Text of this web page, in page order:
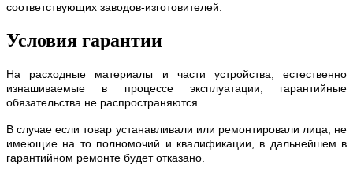
соответствующих заводов-изготовителей.
Условия гарантии
На расходные материалы и части устройства, естественно
изнашиваемые в процессе эксплуатации, гарантийные
обязательства не распространяются.
В случае если товар устанавливали или ремонтировали лица, не
имеющие на то полномочий и квалификации, в дальнейшем в
гарантийном ремонте будет отказано.